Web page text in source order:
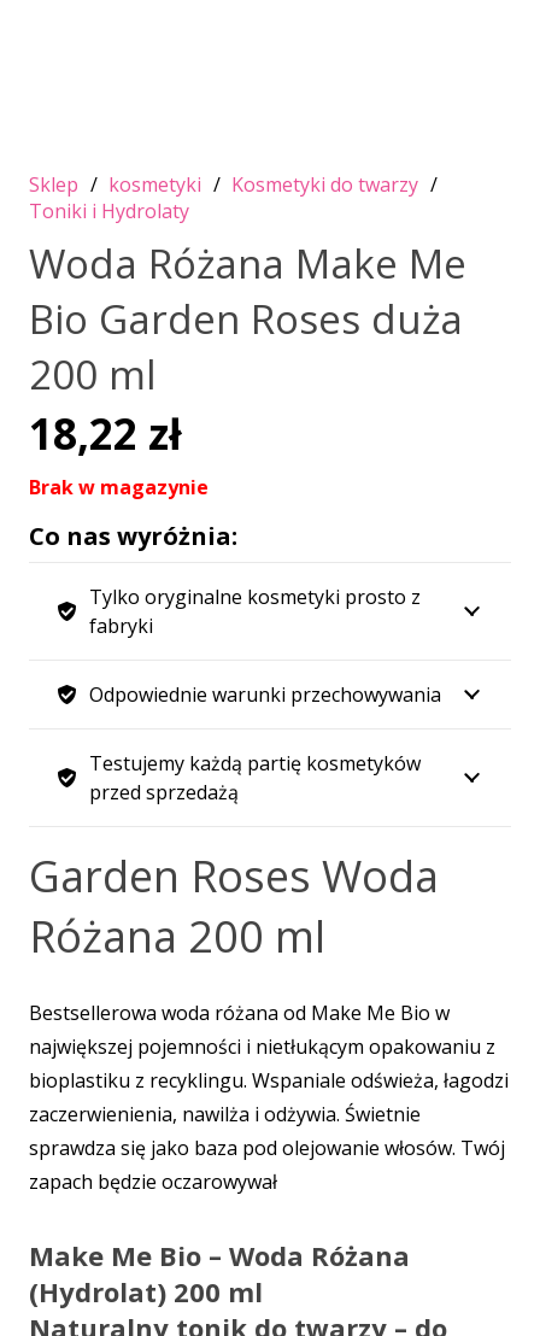
Sklep / kosmetyki / Kosmetyki do twarzy /
Toniki i Hydrolaty
Woda Różana Make Me
Bio Garden Roses duża
200 ml
18,22 zł
Brak w magazynie
Co nas wyróżnia:
Tylko oryginalne kosmetyki prosto z
fabryki
Odpowiednie warunki przechowywania
Testujemy każdą partię kosmetyków
przed sprzedażą
Garden Roses Woda
Różana 200 ml
Bestsellerowa woda różana od Make Me Bio w
największej pojemności i nietłukącym opakowaniu z
bioplastiku z recyklingu. Wspaniale odświeża, łagodzi
zaczerwienienia, nawilża i odżywia. Świetnie
sprawdza się jako baza pod olejowanie włosów. Twój
zapach będzie oczarowywał
Make Me Bio – Woda Różana
(Hydrolat) 200 ml
Naturalny tonik do twarzy – do